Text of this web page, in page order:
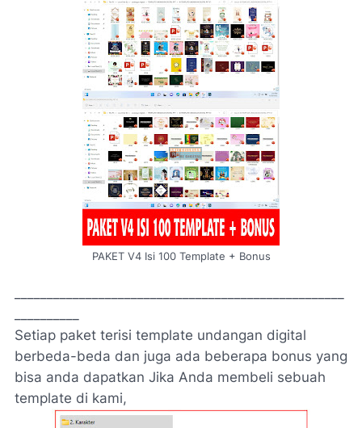
PAKET V4 Isi 100 Template + Bonus
Setiap paket terisi template undangan digital
berbeda-beda dan juga ada beberapa bonus yang
bisa anda dapatkan Jika Anda membeli sebuah
template di kami,